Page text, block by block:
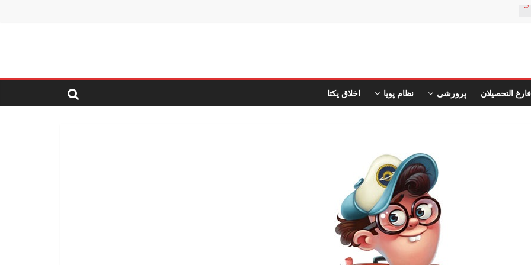
فارغ التحصیلان پرورشی نظام پویا اخلاق یکتا